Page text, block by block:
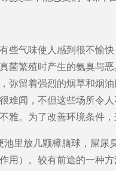
些气味使人感到很不愉
菌繁殖时产生的氨臭与
弥留着强烈的烟草和烟
难闻，不但这些场所令
雅。为了改善环境条件
池里放几颗樟脑球，屎尿
用）。较有前途的一种